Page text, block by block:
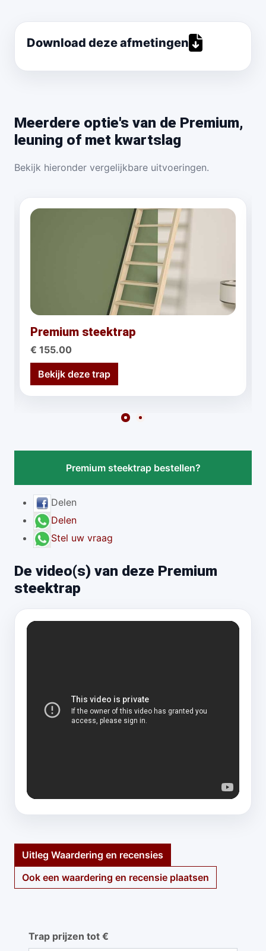
Download deze afmetingen
Meerdere optie's van de Premium,
leuning of met kwartslag
Bekijk hieronder vergelijkbare uitvoeringen.
Premium steektrap
€ 155.00
Bekijk deze trap
Premium steektrap bestellen?
Delen
Delen
Stel uw vraag
De video(s) van deze Premium
steektrap
Uitleg Waardering en recensies
Ook een waardering en recensie plaatsen
Trap prijzen tot €